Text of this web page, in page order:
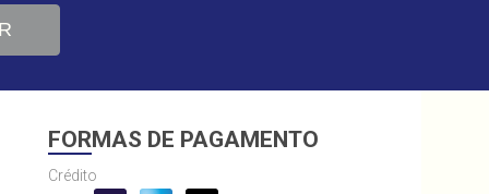
FORMAS DE PAGAMENTO
Crédito